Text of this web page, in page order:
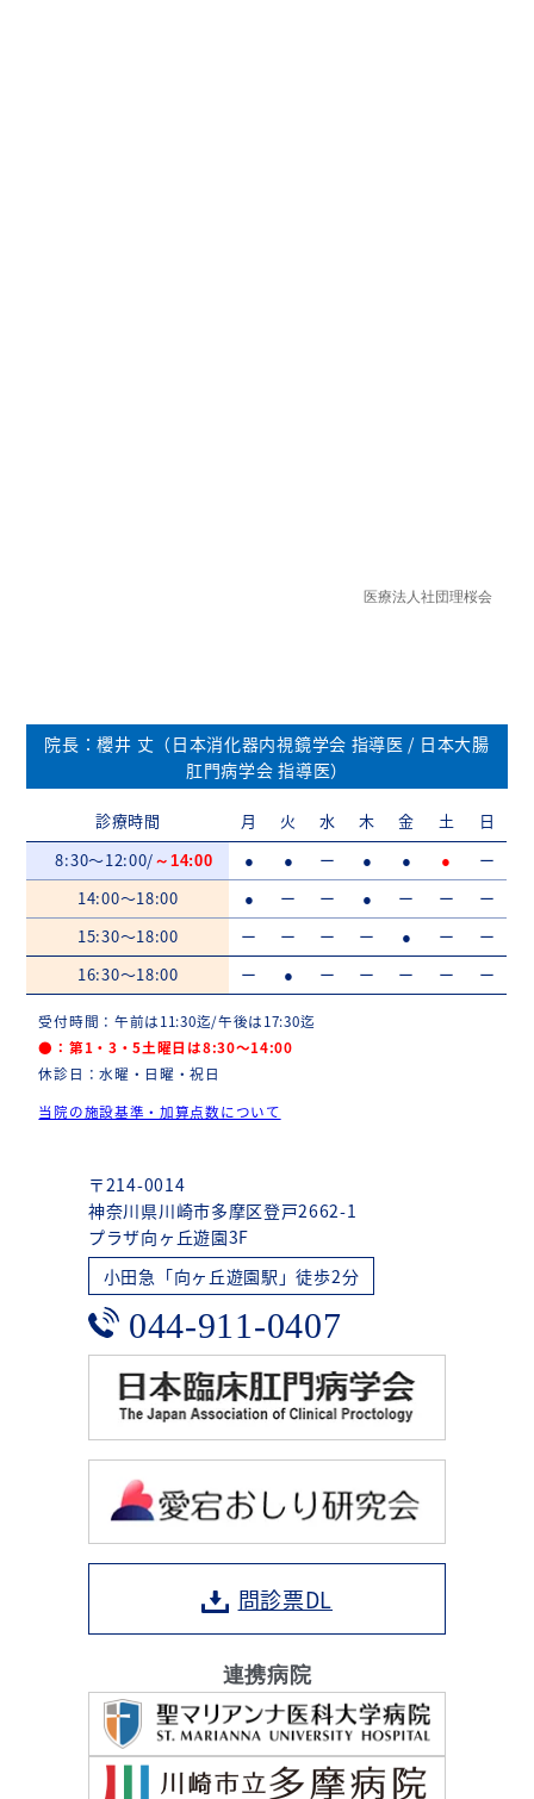
院長：櫻井 丈（日本消化器内視鏡学会 指導医 / 日本大腸
肛門病学会 指導医）
診療時間 月 火 水 木 金 土
日
8:30～12:00/ ～14:00 ● ● ー ● ● ●
ー
14:00～18:00
● ー ー ● ー ー
ー
15:30～18:00
ー ー ー ー ● ー
ー
16:30～18:00
ー ● ー ー ー ー ー
受付時間：午前は11:30迄/午後は17:30迄
●：第1・3・5土曜日は8:30～14:00
休診日：水曜・日曜・祝日
当院の施設基準・加算点数について
〒214-0014
神奈川県川崎市多摩区登戸2662-1
プラザ向ヶ丘遊園3F
小田急「向ヶ丘遊園駅」徒歩2分
044-911-0407
問診票DL
連携病院